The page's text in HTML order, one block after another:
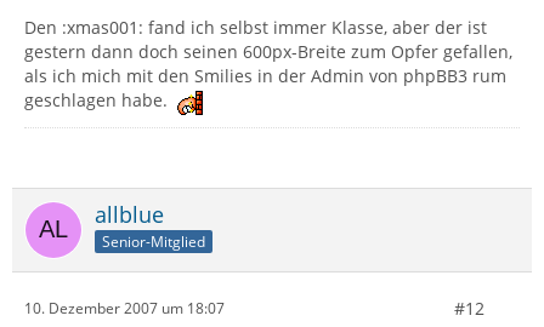
Den :xmas001: fand ich selbst immer Klasse, aber der ist
gestern dann doch seinen 600px-Breite zum Opfer gefallen,
als ich mich mit den Smilies in der Admin von phpBB3 rum
geschlagen habe.
allblue
Senior-Mitglied
10. Dezember 2007 um 18:07 #12